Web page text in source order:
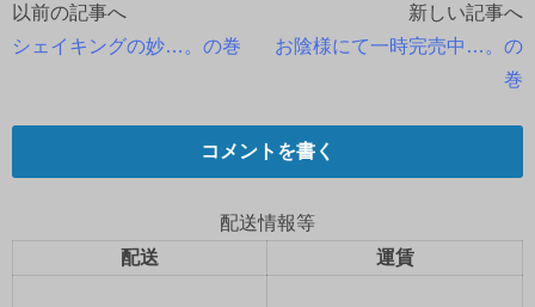
投
ナ
ビ
ー
以前の記事へ
シェイキングの妙…。の巻
新しい記事へ
お陰様にて一時完売中…。の
巻
コメントを書く
配送情報等
配送
運賃